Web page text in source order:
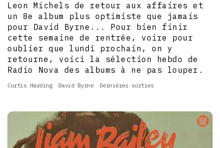
Leon Michels de retour aux affaires et
un 8e album plus optimiste que jamais
pour David Byrne... Pour bien finir
cette semaine de rentrée, voire pour
oublier que lundi prochain, on y
retourne, voici la sélection hebdo de
Radio Nova des albums à ne pas louper.
Curtis Harding David Byrne Dernières sorties